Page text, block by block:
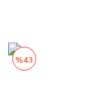
%43